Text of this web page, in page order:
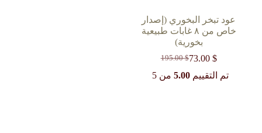
عود تبخر البخوري (إصدار
خاص من ٨ غابات طبيعية
بخورية)
195.00$
السعر
الأصلي
73.00 $
السعر
الحالي تم التقييم 5.00من 5